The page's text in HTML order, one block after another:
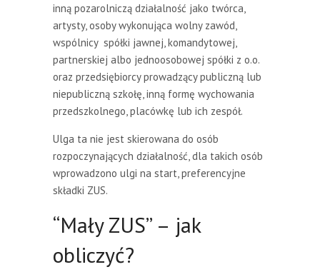
inną pozarolniczą działalność jako twórca,
artysty, osoby wykonująca wolny zawód,
wspólnicy spółki jawnej, komandytowej,
partnerskiej albo jednoosobowej spółki z o.o.
oraz przedsiębiorcy prowadzący publiczną lub
niepubliczną szkołę, inną formę wychowania
przedszkolnego, placówkę lub ich zespół.
Ulga ta nie jest skierowana do osób
rozpoczynających działalność, dla takich osób
wprowadzono ulgi na start, preferencyjne
składki ZUS.
“Mały ZUS” – jak
obliczyć?